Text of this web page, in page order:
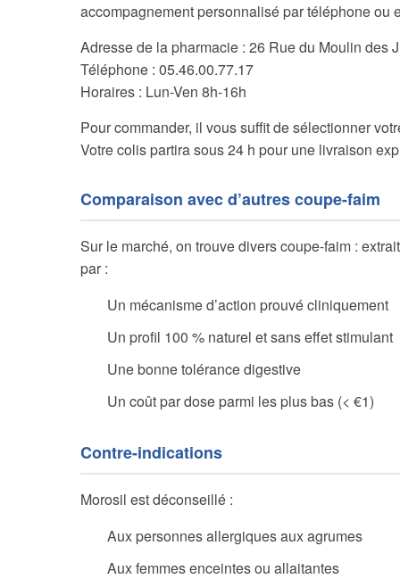
accompagnement personnalisé par téléphone ou
Adresse de la pharmacie : 26 Rue du Moulin des
Téléphone : 05.46.00.77.17
Horaires : Lun-Ven 8h-16h
Pour commander, il vous suffit de sélectionner
Votre colis partira sous 24 h pour une livraison
Comparaison avec d’autres coupe-faim
Sur le marché, on trouve divers coupe-faim :
par :
Un mécanisme d’action prouvé cliniquement
Un profil 100 % naturel et sans effet stimulant
Une bonne tolérance digestive
Un coût par dose parmi les plus bas (< €1)
Contre-indications
Morosil est déconseillé :
Aux personnes allergiques aux agrumes
Aux femmes enceintes ou allaitantes